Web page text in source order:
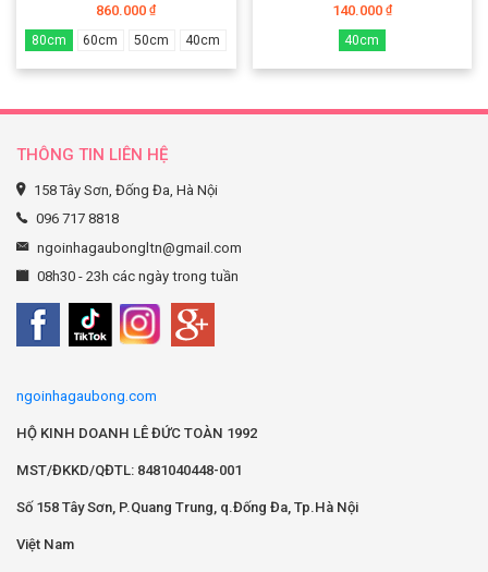
860.000₫
80cm 60cm 50cm 40cm
140.000 ₫
40cm
THÔNG TIN LIÊN HỆ
158 Tây Sơn, Đống Đa, Hà Nội
096 717 8818
ngoinhagaubongltn@gmail.com
08h30 - 23h các ngày trong tuần
ngoinhagaubong.com
HỘ KINH DOANH LÊ ĐỨC TOÀN 1992
MST/ĐKKD/QĐTL: 8481040448-001
Số 158 Tây Sơn, P.Quang Trung, q.Đống Đa, Tp.Hà Nội
Việt Nam